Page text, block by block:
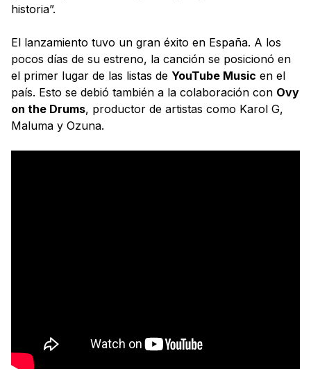
historia”.
El lanzamiento tuvo un gran éxito en España. A los
pocos días de su estreno, la canción se posicionó en
el primer lugar de las listas de YouTube Music en el
país. Esto se debió también a la colaboración con Ovy
on the Drums, productor de artistas como Karol G,
Maluma y Ozuna.